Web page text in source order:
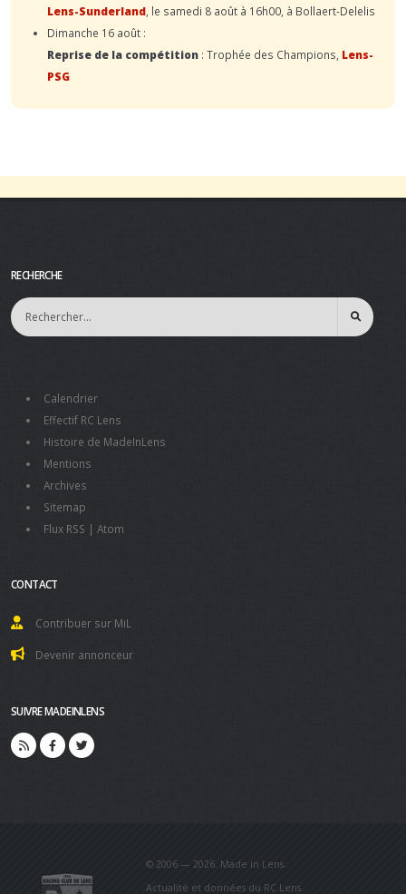
Lens-Sunderland , le samedi 8 août à 16h00, à Bollaert-Delelis
Dimanche 16 août :
Reprise de la compétition : Trophée des Champions, Lens-
PSG
RECHERCHE
Calendrier
Effectif RC Lens
Histoire de MadeInLens
Mentions
Archives
Sitemap
Flux RSS | Atom
CONTACT
Contribuer sur MiL
Devenir annonceur
SUIVRE MADEINLENS
© 2006 — 2026. Made in Lens.
Actualité et données du RC Lens.